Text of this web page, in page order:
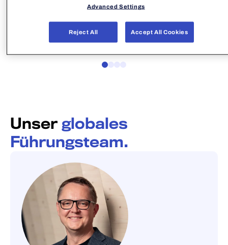
Unser globales
Führungsteam.
Advanced Settings
Reject All Accept All Cookies